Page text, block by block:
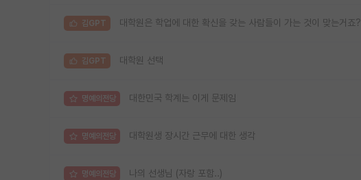
김GPT 대학원은 학업에 대한 확신을 갖는 사람들이 가는 것이 맞는거죠?
김GPT 대학원 선택
명예의전당 대한민국 학계는 이게 문제임
명예의전당 대학원생 장시간 근무에 대한 생각
명예의전당 나의 선생님 (자랑 포함..)